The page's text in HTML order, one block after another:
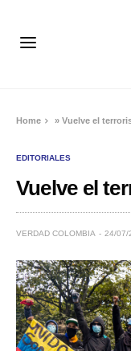
Home »Vuelve el
EDITORIALES
Vuelve el
VERDAD COLOMBIA 24/07/